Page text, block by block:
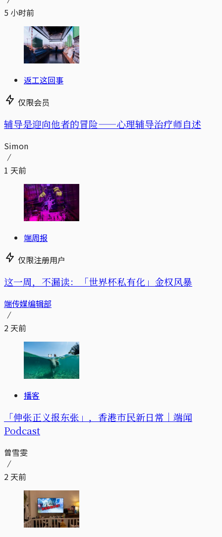
5 小时前
返工这回事
仅限会员
辅导是迎向他者的冒险——心理辅导治疗师自述
Simon
1 天前
端周报
仅限注册用户
这一周，不漏读：「世界杯私有化」金权风暴
端传媒编辑部
2 天前
播客
「伸张正义报东张」，香港市民新日常｜端闻
Podcast
曾雪雯
2 天前